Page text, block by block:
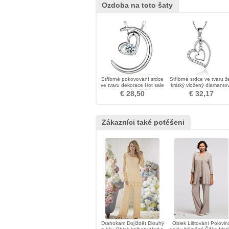
Ozdoba na toto šaty
Stříbrné pokovování srdce
ve tvaru dekorace Hot sale
náhrdelník přívěsek
€ 28,50
Stříbrné srdce ve tvaru
krátký vložený
náhrdelník
€ 32,17
Zákazníci také potěšeni
Drahokam Dojíždět Dlouhý
Oblek Lištování